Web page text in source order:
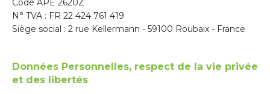
N° TVA : FR 22 424 761 419
Siège social : 2 rue Kellermann - 59100 Roubaix - France
Données Personnelles, respect de la vie privée
et des libertés